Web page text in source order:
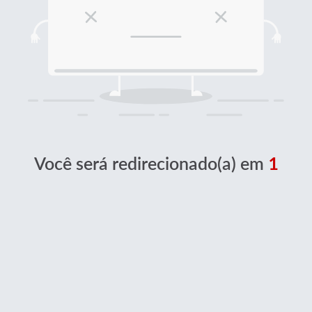
Você será redirecionado(a) em 1